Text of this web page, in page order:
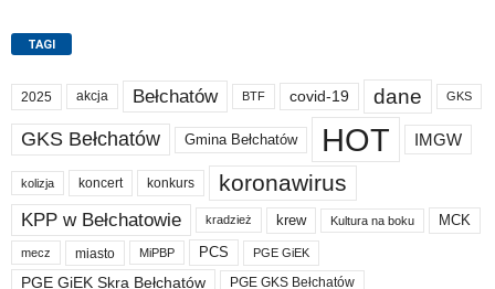
TAGI
2025 akcja Bełchatów BTF covid-19 dane GKS
GKS Bełchatów Gmina Bełchatów HOT IMGW
kolizja koncert konkurs koronawirus
KPP w Bełchatowie kradzież krew Kultura na boku MCK
mecz miasto MiPBP PCS PGE GiEK
PGE GiEK Skra Bełchatów PGE GKS Bełchatów